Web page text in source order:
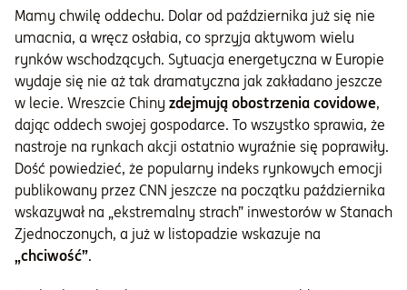
Mamy chwilę oddechu. Dolar od października już się nie
umacnia, a wręcz osłabia, co sprzyja aktywom wielu
rynków wschodzących. Sytuacja energetyczna w Europie
wydaje się nie aż tak dramatyczna jak zakładano jeszcze
w lecie. Wreszcie Chiny zdejmują obostrzenia covidowe,
dając oddech swojej gospodarce. To wszystko sprawia, że
nastroje na rynkach akcji ostatnio wyraźnie się poprawiły.
Dość powiedzieć, że popularny indeks rynkowych emocji
publikowany przez CNN jeszcze na początku października
wskazywał na „ekstremalny strach” inwestorów w Stanach
Zjednoczonych, a już w listopadzie wskazuje na
„chciwość”.